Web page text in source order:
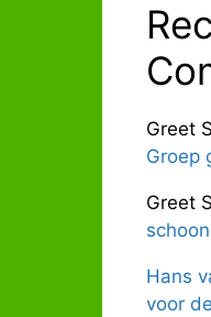
Greet
Groep
Greet
schoon
Hans
voor